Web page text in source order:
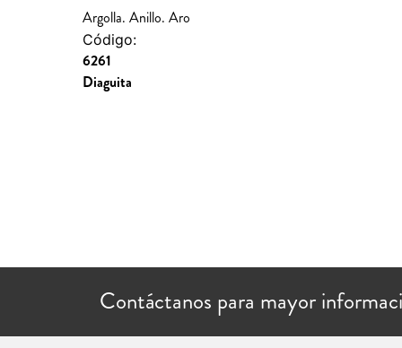
Argolla. Anillo. Aro
Código:
6261
Diaguita
Contáctanos para mayor